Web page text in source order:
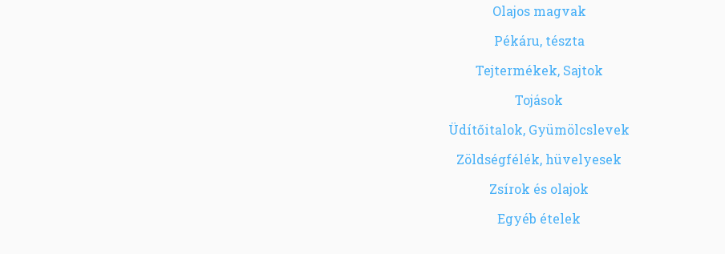
Olajos magvak
Pékáru, tészta
Tejtermékek, Sajtok
Tojások
Üdítőitalok, Gyümölcslevek
Zöldségfélék, hüvelyesek
Zsírok és olajok
Egyéb ételek